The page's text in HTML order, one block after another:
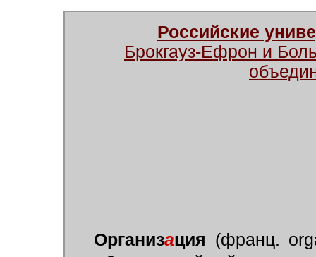
Российские
Брокгауз-Ефрон и
Организация (франц.